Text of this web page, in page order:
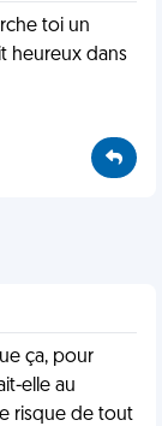
toi un
heureux dans
ça, pour
elle au
risque de tout